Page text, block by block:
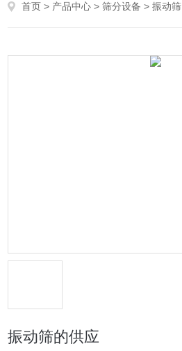
首页 > 产品中心 >筛分设备 >振动筛
振动筛的供应